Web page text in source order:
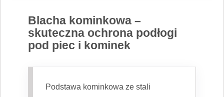
Blacha kominkowa –
skuteczna ochrona podłogi
pod piec i kominek
Podstawa kominkowa ze stali